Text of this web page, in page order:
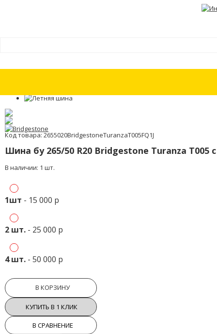
Код товара: 2655020BridgestoneTuranzaT005FQ1J
Шина бу 265/50 R20 Bridgestone Turanza T005
В наличии: 1 шт.
1шт - 15 000 р
2 шт. - 25 000 р
4 шт. - 50 000 р
В КОРЗИНУ
КУПИТЬ В 1 КЛИК
В СРАВНЕНИЕ